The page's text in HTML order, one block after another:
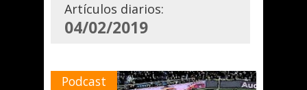
Artículos diarios:
04/02/2019
Podcast